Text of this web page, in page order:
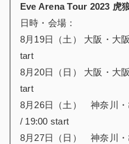
Eve Arena Tour 2023 ⻁
日時・会場：
8月19日（土） 大阪・大
tart
8月20日（日） 大阪・大
tart
8月26日（土） 神奈川・
/ 19:00 start
8月27日（日） 神奈川・